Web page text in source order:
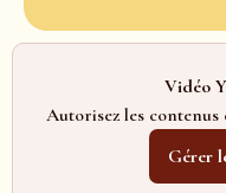
Vidéo
Autorisez les
Gérer